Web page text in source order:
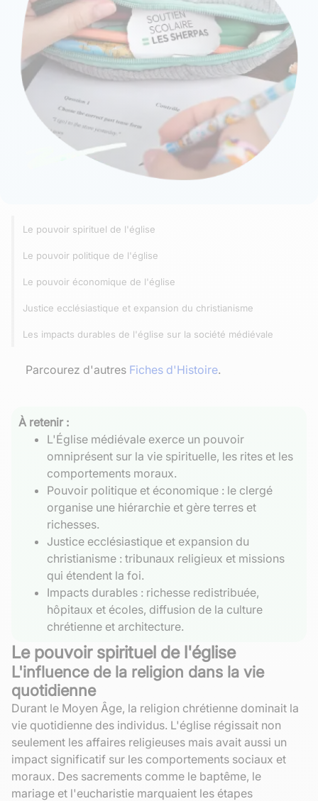
Le pouvoir spirituel de l'église
Le pouvoir politique de l'église
Le pouvoir économique de l'église
Justice ecclésiastique et expansion du christianisme
Les impacts durables de l'église sur la société médiévale
Parcourez d'autres Fiches d'Histoire.
À retenir :
L'Église médiévale exerce un pouvoir
omniprésent sur la vie spirituelle, les rites et les
comportements moraux.
Pouvoir politique et économique : le clergé
organise une hiérarchie et gère terres et
richesses.
Justice ecclésiastique et expansion du
christianisme : tribunaux religieux et missions
qui étendent la foi.
Impacts durables : richesse redistribuée,
hôpitaux et écoles, diffusion de la culture
chrétienne et architecture.
Le pouvoir spirituel de l'église
L'influence de la religion dans la vie
quotidienne
Durant le Moyen Âge, la religion chrétienne dominait la
vie quotidienne des individus. L'église régissait non
seulement les affaires religieuses mais avait aussi un
impact significatif sur les comportements sociaux et
moraux. Des sacrements comme le baptême, le
mariage et l'eucharistie marquaient les étapes